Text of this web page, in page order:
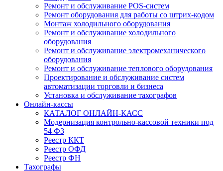
Ремонт и обслуживание POS-систем
Ремонт оборудования для работы со штрих-кодом
Монтаж холодильного оборудования
Ремонт и обслуживание холодильного
оборудования
Ремонт и обслуживание электромеханического
оборудования
Ремонт и обслуживание теплового оборудования
Проектирование и обслуживание систем
автоматизации торговли и бизнеса
Установка и обслуживание тахографов
Онлайн-кассы
КАТАЛОГ ОНЛАЙН-КАСС
Модернизация контрольно-кассовой техники под
54 ФЗ
Реестр ККТ
Реестр ОФД
Реестр ФН
Тахографы